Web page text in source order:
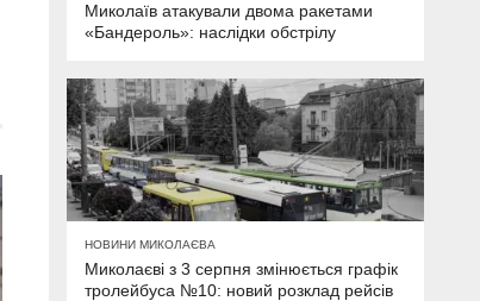
Миколаїв атакували двома ракетами
«Бандероль»: наслідки обстрілу
НОВИНИ МИКОЛАЄВА
Миколаєві з 3 серпня змінюється графік
тролейбуса №10: новий розклад рейсів